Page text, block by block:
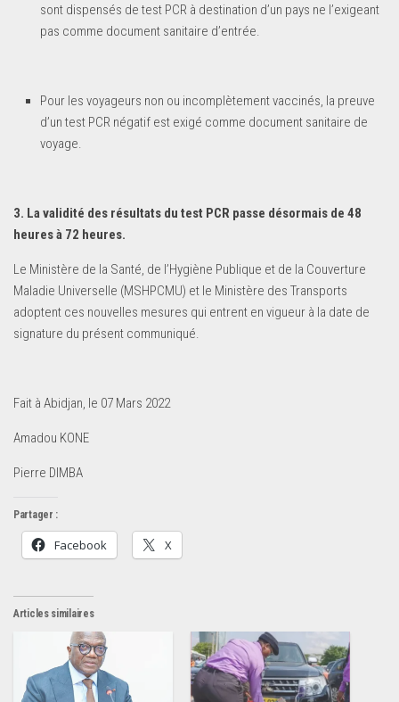
sont dispensés de test PCR à destination d’un pays ne l’exigeant
pas comme document sanitaire d’entrée.
Pour les voyageurs non ou incomplètement vaccinés, la preuve
d’un test PCR négatif est exigé comme document sanitaire de
voyage.
3. La validité des résultats du test PCR passe désormais de 48
heures à 72 heures.
Le Ministère de la Santé, de l’Hygiène Publique et de la Couverture
Maladie Universelle (MSHPCMU) et le Ministère des Transports
adoptent ces nouvelles mesures qui entrent en vigueur à la date de
signature du présent communiqué.
Fait à Abidjan, le 07 Mars 2022
Amadou KONE
Pierre DIMBA
Partager :
Facebook X
Articles similaires